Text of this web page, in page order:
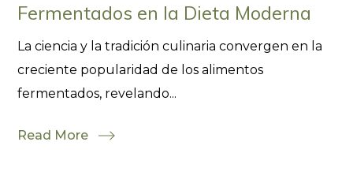
Fermentados en la Dieta Moderna
La ciencia y la tradición culinaria convergen en la
creciente popularidad de los alimentos
fermentados, revelando...
Read More